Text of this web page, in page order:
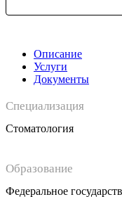
Описание
Услуги
Документы
Специализация
Стоматология
Образование
Федеральное